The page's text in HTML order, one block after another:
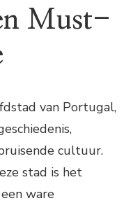
Must-
van Portugal,
cultuur.
stad is het
ware